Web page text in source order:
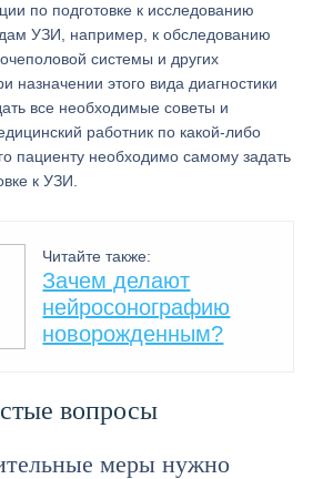
по подготовке к исследованию
УЗИ, например, к обследованию
системы и других
назначении этого вида диагностики
все необходимые советы и
работник по какой-либо
пациенту необходимо самому задать
к УЗИ.
Читайте также:
Зачем делают
нейросонографию
новорожденным?
вопросы
меры нужно